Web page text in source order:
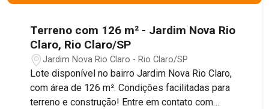
Terreno com 126 m² - Jardim Nova Rio
Claro, Rio Claro/SP
Jardim Nova Rio Claro - Rio Claro/SP
Lote disponível no bairro Jardim Nova Rio Claro,
com área de 126 m². Condições facilitadas para
terreno e construção! Entre em contato com